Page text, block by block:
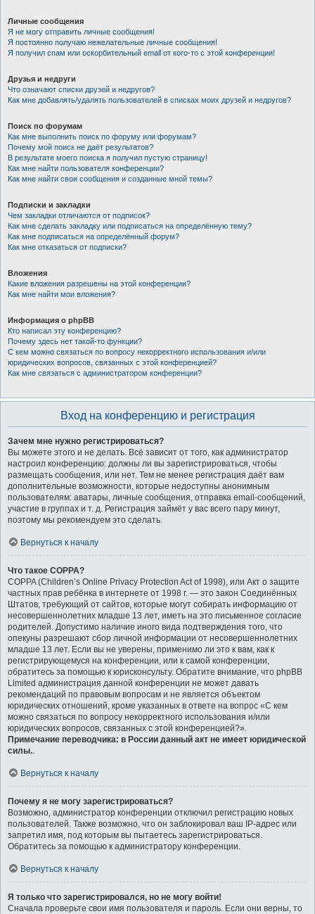
Личные сообщения
Я не могу отправить личные сообщения!
Я постоянно получаю нежелательные личные сообщения!
Я получил спам или оскорбительный email от кого-то с этой конференции!
Друзья и недруги
Что означают списки друзей и недругов?
Как мне добавлять/удалять пользователей в списках моих друзей и недругов?
Поиск по форумам
Как мне выполнить поиск по форуму или форумам?
Почему мой поиск не даёт результатов?
В результате моего поиска я получил пустую страницу!
Как мне найти пользователя конференции?
Как мне найти свои сообщения и созданные мной темы?
Подписки и закладки
Чем закладки отличаются от подписок?
Как мне сделать закладку или подписаться на определённую тему?
Как мне подписаться на определённый форум?
Как мне отказаться от подписки?
Вложения
Какие вложения разрешены на этой конференции?
Как мне найти мои вложения?
Информация о phpBB
Кто написал эту конференцию?
Почему здесь нет такой-то функции?
С кем можно связаться по вопросу некорректного использования и/или
юридических вопросов, связанных с этой конференцией?
Как мне связаться с администратором конференции?
Вход на конференцию и регистрация
Зачем мне нужно регистрироваться?
Вы можете этого и не делать. Всё зависит от того, как администратор
настроил конференцию: должны ли вы зарегистрироваться, чтобы
размещать сообщения, или нет. Тем не менее регистрация даёт вам
дополнительные возможности, которые недоступны анонимным
пользователям: аватары, личные сообщения, отправка email-сообщений,
участие в группах и т. д. Регистрация займёт у вас всего пару минут,
поэтому мы рекомендуем это сделать.
Вернуться к началу
Что такое COPPA?
COPPA (Children’s Online Privacy Protection Act of 1998), или Акт о защите
частных прав ребёнка в интернете от 1998 г. — это закон Соединённых
Штатов, требующий от сайтов, которые могут собирать информацию от
несовершеннолетних младше 13 лет, иметь на это письменное согласие
родителей. Допустимо наличие иного вида подтверждения того, что
опекуны разрешают сбор личной информации от несовершеннолетних
младше 13 лет. Если вы не уверены, применимо ли это к вам, как к
регистрирующемуся на конференции, или к самой конференции,
обратитесь за помощью к юрисконсульту. Обратите внимание, что phpBB
Limited администрация данной конференции не может давать
рекомендаций по правовым вопросам и не является объектом
юридических отношений, кроме указанных в ответе на вопрос «С кем
можно связаться по вопросу некорректного использования и/или
юридических вопросов, связанных с этой конференцией?».
Примечание переводчика: в России данный акт не имеет юридической
силы..
Вернуться к началу
Почему я не могу зарегистрироваться?
Возможно, администратор конференции отключил регистрацию новых
пользователей. Также возможно, что он заблокировал ваш IP-адрес или
запретил имя, под которым вы пытаетесь зарегистрироваться.
Обратитесь за помощью к администратору конференции.
Вернуться к началу
Я только что зарегистрировался, но не могу войти!
Сначала проверьте свои имя пользователя и пароль. Если они верны, то